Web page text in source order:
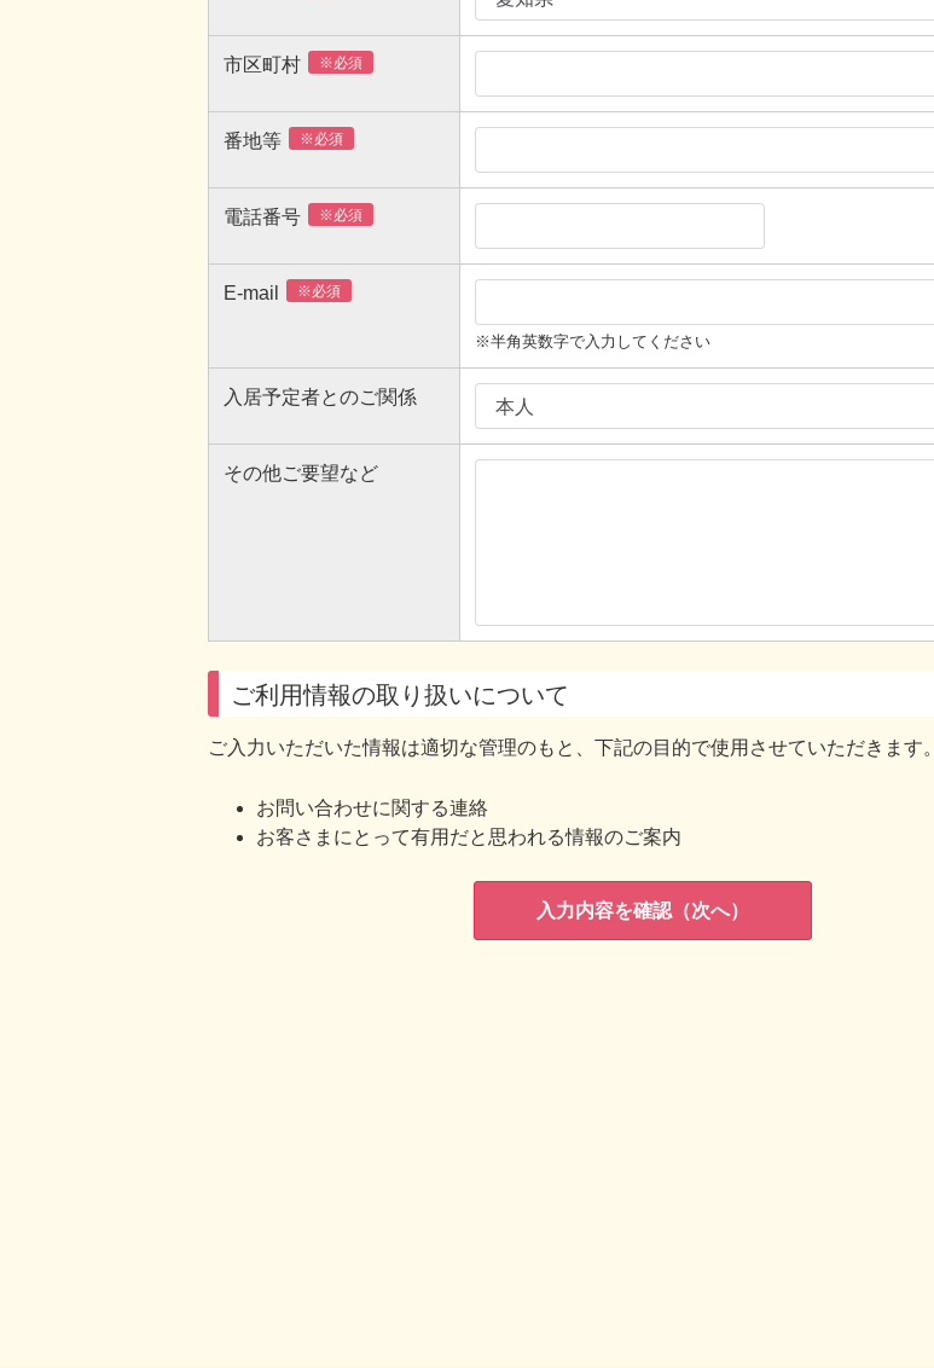
市区町村 ※必須
番地等 ※必須
電話番号 ※必須
E-mail ※必須
※半角英数字で入力してください
入居予定者とのご関係
その他ご要望など
ご利用情報の取り扱いについて
ご入力いただいた情報は適切な管理のもと、下記の目的で使用させていただきます。
お問い合わせに関する連絡
お客さまにとって有用だと思われる情報のご案内
入力内容を確認（次へ）